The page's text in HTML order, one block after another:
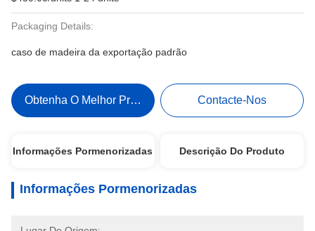
Packaging Details:
caso de madeira da exportação padrão
Obtenha O Melhor Preço Contacte-Nos
Informações Pormenorizadas Descrição Do Produto
Informações Pormenorizadas